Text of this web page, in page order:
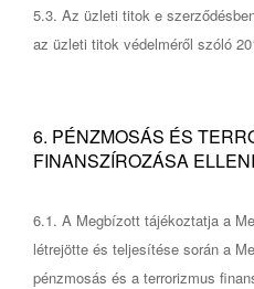
5.3. Az üzleti titok e
az üzleti titok védelméről szóló
6. PÉNZMOSÁS ÉS
FINANSZÍROZÁSA
6.1. A Megbízott tájékoztatja a
létrejötte és teljesítése során a
pénzmosás és a terrorizmus